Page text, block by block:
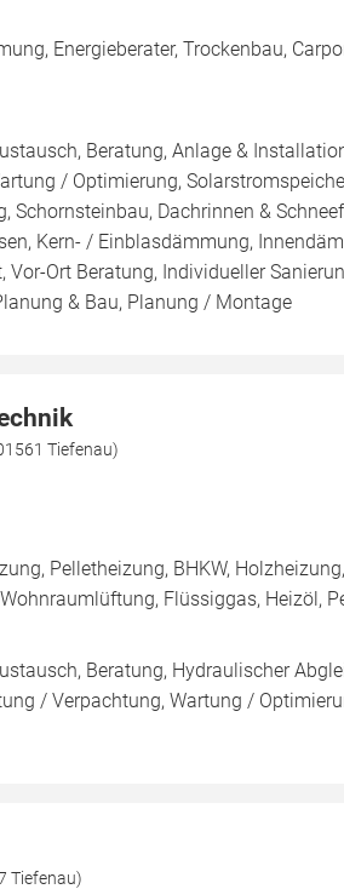
Energieberater, Trockenbau,
Beratung, Anlage &
/ Optimierung,
Dachrinnen &
Kern- / Einblasdämmung,
Ort Beratung, Individueller
& Bau, Planung / Montage
Tiefenau)
Pelletheizung, BHKW,
Flüssiggas, Heizöl,
Beratung, Hydraulischer
/ Verpachtung, Wartung /
Tiefenau)